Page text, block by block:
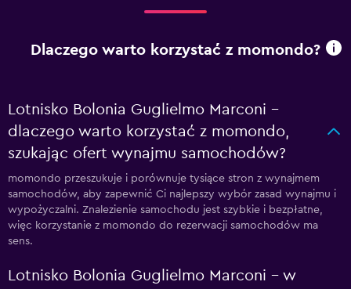
Dlaczego warto korzystać z momondo?
Lotnisko Bolonia Guglielmo Marconi –
dlaczego warto korzystać z momondo,
szukając ofert wynajmu samochodów?
momondo przeszukuje i porównuje tysiące stron z wynajmem
samochodów, aby zapewnić Ci najlepszy wybór zasad wynajmu i
wypożyczalni. Znalezienie samochodu jest szybkie i bezpłatne,
więc korzystanie z momondo do rezerwacji samochodów ma
sens.
Lotnisko Bolonia Guglielmo Marconi – w